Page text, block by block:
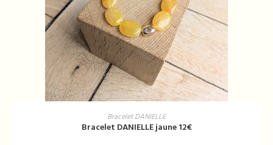
AJOUTER AU PANIER
Bracelet DANIELLE
Bracelet DANIELLE jaune 12€